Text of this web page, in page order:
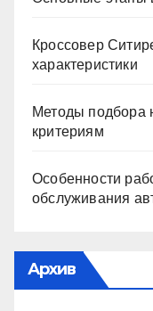
Кроссовер
характеристики
Методы подбора
критериям
Особенности
обслуживания
Архив